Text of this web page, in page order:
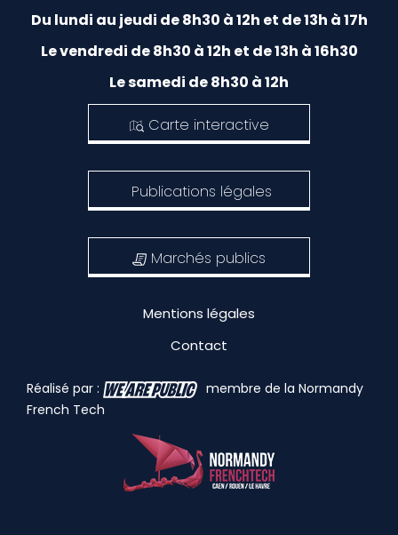
Du lundi au jeudi de 8h30 à 12h et de 13h à 17h
Le vendredi de 8h30 à 12h et de 13h à 16h30
Le samedi de 8h30 à 12h
Carte interactive
Publications légales
Marchés publics
Mentions légales
Contact
Réalisé par :
membre de la Normandy
French Tech